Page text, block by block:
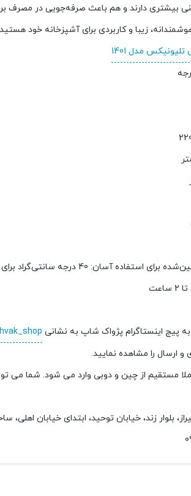
بیشتری دارند و هم باعث صرفه‌جویی در مصرف
زیبا و کاربردی برای آشپزخانه خود هستید، کتری برقی
مدل 1401
برای شیر، 70 درجه برای عسل، 80 درجه برای چای سبز، 90 درجه برای قهوه
پیج اینستاگرام پژواک شاپ به نشانی
ارسال را مشاهده نمایید.
مستقیم از چین و دوبی وارد می شود. شما می
بلوار زند، خیابان توحید، ابتدای خیابان